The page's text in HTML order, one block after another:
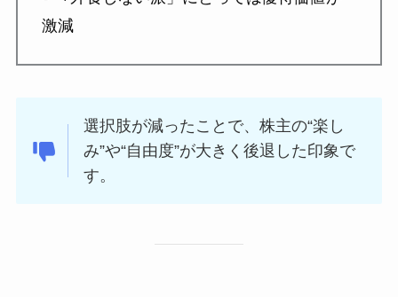
激減
選択肢が減ったことで、株主の“楽し
み”や“自由度”が大きく後退した印象で
す。